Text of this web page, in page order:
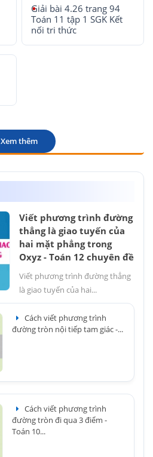
Giải bài 4.26 trang 94
Toán 11 tập 1 SGK Kết
nối tri thức
Xem thêm
Viết phương trình đường
thẳng là giao tuyến của
hai mặt phẳng trong
Oxyz - Toán 12 chuyên đề
Viết phương trình đường thẳng
là giao tuyến của hai...
Cách viết phương trình
đường tròn nội tiếp tam giác -...
Cách viết phương trình
đường tròn đi qua 3 điểm -
Toán 10...